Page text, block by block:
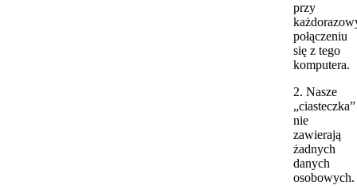
przy
połączeniu
się z tego
komputera.
2. Nasze
„ciasteczka”
nie
zawierają
żadnych
danych
osobowych.